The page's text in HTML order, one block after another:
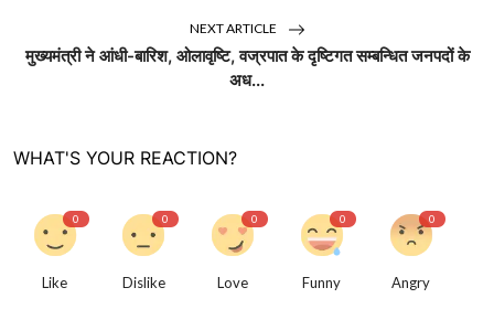
NEXT ARTICLE
मुख्यमंत्री ने आंधी-बारिश, ओलावृष्टि, वज्रपात के दृष्टिगत सम्बन्धित जनपदों के
अध...
WHAT'S YOUR REACTION?
0
Like
0
Dislike
0
Love
0
Funny
0
Angry